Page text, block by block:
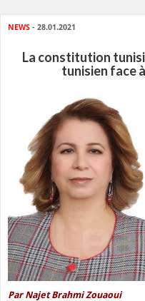
NEWS - 28.01.2021
La constitution
tunisien face
Par Najet Brahmi Zouaoui